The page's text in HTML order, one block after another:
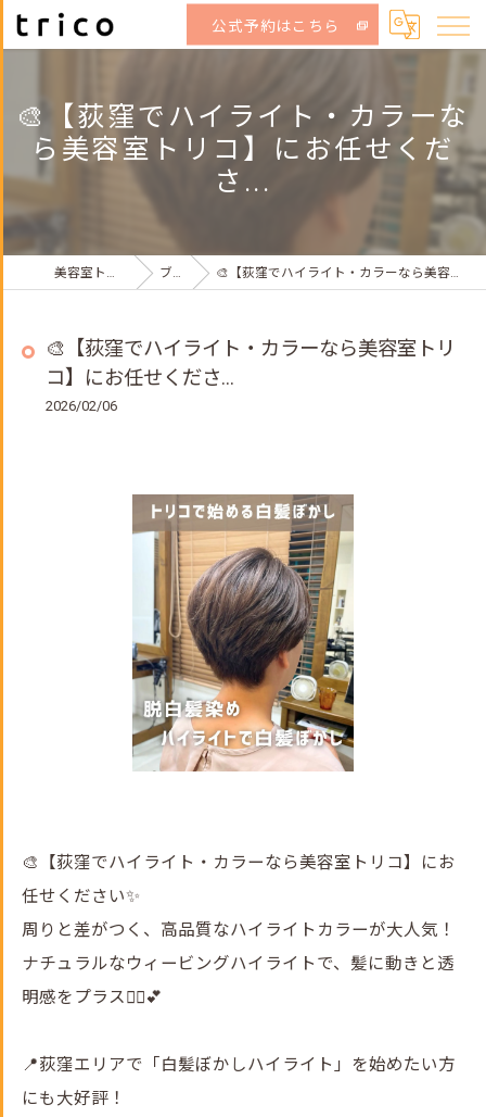
公式予約はこちら
🎨【荻窪でハイライト・カラーな
ら美容室トリコ】にお任せくだ
さ...
美容室トリコ荻窪店 ブログ 🎨【荻窪でハイライト・カラーなら美容室トリコ】にお任せくださ...
🎨【荻窪でハイライト・カラーなら美容室トリ
コ】にお任せくださ...
2026/02/06
🎨【荻窪でハイライト・カラーなら美容室トリコ】にお
任せください✨
周りと差がつく、高品質なハイライトカラーが大人気！
ナチュラルなウィービングハイライトで、髪に動きと透
明感をプラス💇‍♀️💕
📍荻窪エリアで「白髪ぼかしハイライト」を始めたい方
にも大好評！